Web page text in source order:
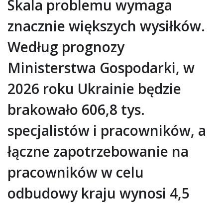
Skala problemu wymaga
znacznie większych wysiłków.
Według prognozy
Ministerstwa Gospodarki, w
2026 roku Ukrainie będzie
brakowało 606,8 tys.
specjalistów i pracowników, a
łączne zapotrzebowanie na
pracowników w celu
odbudowy kraju wynosi 4,5